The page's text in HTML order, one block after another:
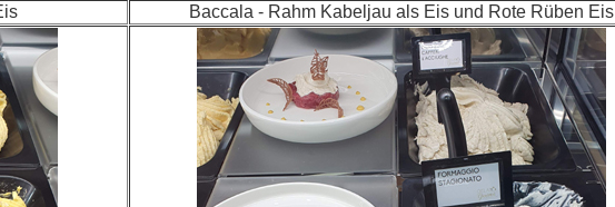
Baccala - Rahm Kabeljau als Eis und Rote Rüben Eis